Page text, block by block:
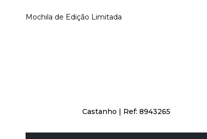
Mochila de Edição Limitada
Castanho | Ref: 8943265